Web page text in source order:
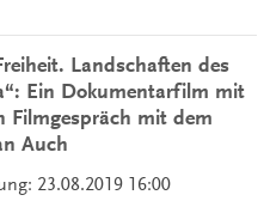
Landschaften des
Ein Dokumentarfilm mit
Filmgespräch mit dem
Auch
23.08.2019 16:00